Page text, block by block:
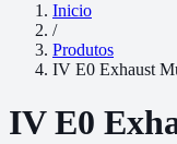
Inicio
/
Produtos
IV E0 Exhaust
IV E0